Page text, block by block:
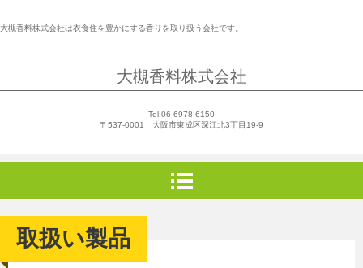
大槻香料株式会社
大槻香料株式会社は衣食住を豊かにする香りを取り扱う会社です。
Tel:06-6978-6150
〒537-0001 大阪市東成区深江北3丁目19-9
取扱い製品